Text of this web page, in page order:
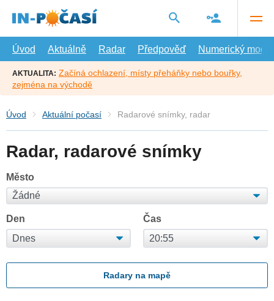
hlavní
Úvod
Aktuálně Radar Předpověď Numerický model
AKTUALITA: Začíná ochlazení, místy přeháňky nebo bouřky,
zejména na východě
Úvod Aktuální počasí Radarové snímky, radar
Radar, radarové snímky
Město
Den Čas
Radary na mapě